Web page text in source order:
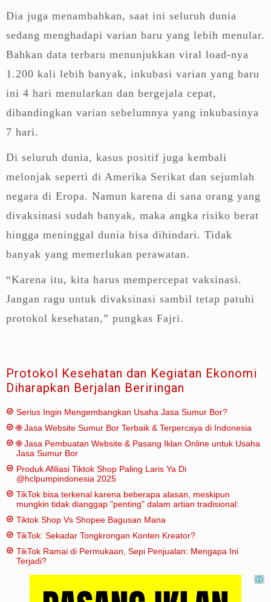
Dia juga menambahkan, saat ini seluruh dunia
sedang menghadapi varian baru yang lebih menular.
Bahkan data terbaru menunjukkan viral load-nya
1.200 kali lebih banyak, inkubasi varian yang baru
ini 4 hari menularkan dan bergejala cepat,
dibandingkan varian sebelumnya yang inkubasinya
7 hari.
Di seluruh dunia, kasus positif juga kembali
melonjak seperti di Amerika Serikat dan sejumlah
negara di Eropa. Namun karena di sana orang yang
divaksinasi sudah banyak, maka angka risiko berat
hingga meninggal dunia bisa dihindari. Tidak
banyak yang memerlukan perawatan.
“Karena itu, kita harus mempercepat vaksinasi.
Jangan ragu untuk divaksinasi sambil tetap patuhi
protokol kesehatan,” pungkas Fajri.
Protokol Kesehatan dan Kegiatan Ekonomi
Diharapkan Berjalan Beriringan
Serius Ingin Mengembangkan Usaha Jasa Sumur Bor?
🌐 Jasa Website Sumur Bor Terbaik & Terpercaya di Indonesia
🌐 Jasa Pembuatan Website & Pasang Iklan Online untuk Usaha
Jasa Sumur Bor
Produk Afiliasi Tiktok Shop Paling Laris Ya Di
@hclpumpindonesia 2025
TikTok bisa terkenal karena beberapa alasan, meskipun
mungkin tidak dianggap "penting" dalam artian tradisional:
Tiktok Shop Vs Shopee Bagusan Mana
TikTok: Sekadar Tongkrongan Konten Kreator?
TikTok Ramai di Permukaan, Sepi Penjualan: Mengapa Ini
Terjadi?